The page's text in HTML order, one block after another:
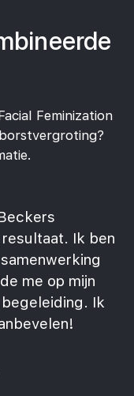
Feminization
Ik ben
me op mijn
Ik